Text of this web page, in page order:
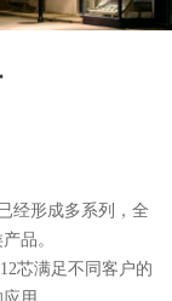
形成多系列，全
品。
满足不同客户的